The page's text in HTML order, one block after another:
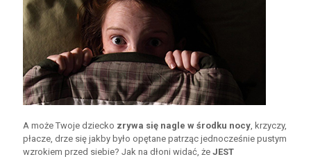
A może Twoje dziecko zrywa się nagle w środku nocy, krzyczy,
płacze, drze się jakby było opętane patrząc jednocześnie pustym
wzrokiem przed siebie? Jak na dłoni widać, że JEST